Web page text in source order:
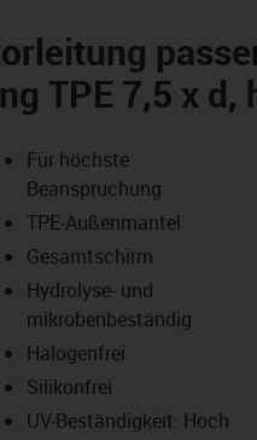
TPE 7,5 x
icon-lupe
icon-lupe
Für höchste
Beanspruchung
TPE-Außenmantel
Gesamtschirm
Hydrolyse- und
mikrobenbeständig
Halogenfrei
Silikonfrei
UV-Beständigkeit: Hoch